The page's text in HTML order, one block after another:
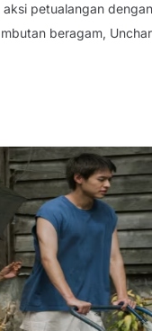
aksi petualangan
beragam,